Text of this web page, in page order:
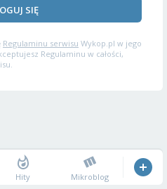
SIĘ
Regulaminu serwisu Wykop.pl w jego
Regulaminu w całości,
Hity Mikroblog